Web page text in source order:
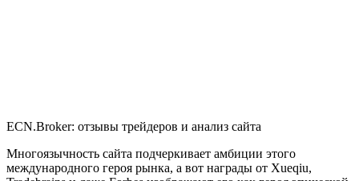
ECN.Broker: отзывы трейдеров и анализ сайта
Многоязычность сайта подчеркивает амбиции этого
международного героя рынка, а вот награды от Xueqiu,